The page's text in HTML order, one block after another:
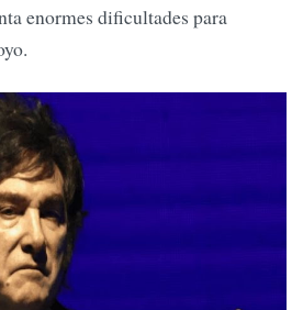
enormes dificultades para